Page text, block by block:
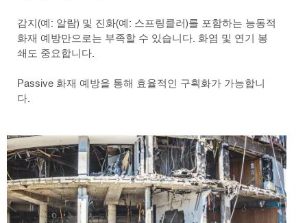
감지(예: 알람) 및 진화(예: 스프링클러)를 포함하는 능동적
화재 예방만으로는 부족할 수 있습니다. 화염 및 연기 봉
쇄도 중요합니다.
Passive 화재 예방을 통해 효율적인 구획화가 가능합니
다.